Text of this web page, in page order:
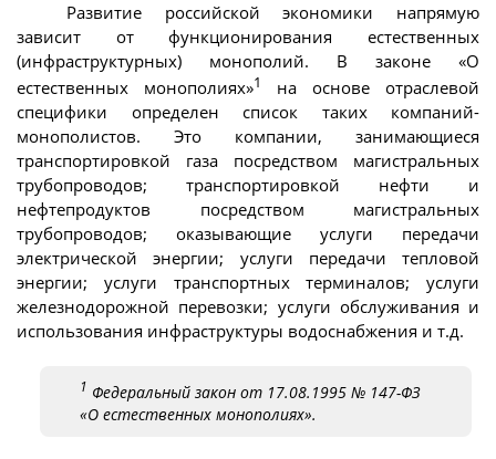
Развитие российской экономики напрямую
зависит от функционирования естественных
(инфраструктурных) монополий. В законе «О
естественных монополиях»1
на основе отраслевой
специфики определен список таких компаний-
монополистов. Это компании, занимающиеся
транспортировкой газа посредством магистральных
трубопроводов; транспортировкой нефти и
нефтепродуктов посредством магистральных
трубопроводов; оказывающие услуги передачи
электрической энергии; услуги передачи тепловой
энергии; услуги транспортных терминалов; услуги
железнодорожной перевозки; услуги обслуживания и
использования инфраструктуры водоснабжения и т.д.
1 Федеральный закон от 17.08.1995 № 147-ФЗ
«О естественных монополиях».